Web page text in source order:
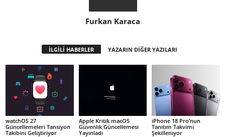
Furkan Karaca
İLGİLİ HABERLER YAZARIN DİĞER YAZILARI
watchOS 27
Güncellemeleri Tansiyon
Takibini Geliştiriyor
Apple Kritik macOS
Güvenlik Güncellemesi
Yayınladı
iPhone 18 Pro’nun
Tanıtım Takvimi
Şekilleniyor